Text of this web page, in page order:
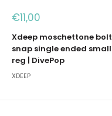
Prezzo
scontato
€11,00
Xdeep moschettone bolt
snap single ended small
reg | DivePop
XDEEP